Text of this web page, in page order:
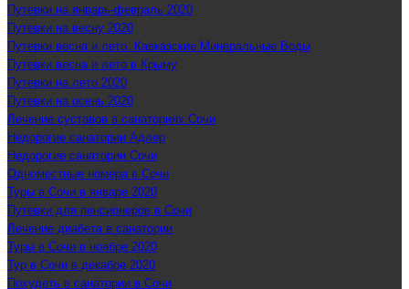
Путевки на январь-февраль 2020
Путевки на весну 2020
Путевки весна и лето. Кавказские Минеральные Воды
Путевки весна и лето в Крыму
Путевки на лето 2020
Путевки на осень 2020
Лечение суставов в санаториях Сочи
Недорогие санатории Адлер
Недорогие санатории Сочи
Одноместные номера в Сочи
Туры в Сочи в январе 2020
Путевки для пенсионеров в Сочи
Лечение диабета в санатории
Туры в Сочи в ноябре 2020
Тур в Сочи в декабре 2020
Похудеть в санатории в Сочи